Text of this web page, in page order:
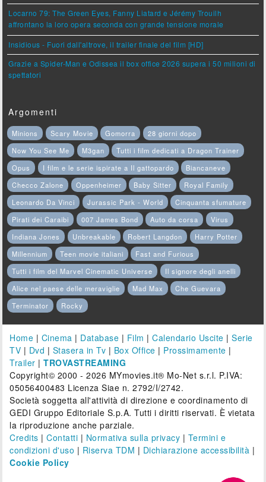
Locarno 79: The Green Eyes, Fanny Liatard e Jérémy Trouilh
affrontano la loro opera seconda con grande tensione morale
Insidious - Fuori dall'altrove, il trailer finale del film [HD]
Grazie a Spider-Man e Odissea il box office 2026 supera i 50 milioni di
spettatori
Argomenti
Minions Scary Movie Gomorra
28 giorni dopo
Now You See Me
M3gan
Tutti i film dedicati a Dragon Trainer
Opus
I film e le serie ispirate a Il gattopardo
Biancaneve
Checco Zalone
Oppenheimer Baby Sitter
Royal Family
Leonardo Da Vinci
Jurassic Park - World
Cinquanta sfumature
Pirati dei Caraibi
007 James Bond Auto da corsa
Virus
Indiana Jones
Unbreakable Robert Langdon
Harry Potter
Millennium
Teen movie italiani
Fast and Furious
Tutti i film del Marvel Cinematic Universe
Il signore degli anelli
Alice nel paese delle meraviglie
Mad Max
Che Guevara
Terminator
Rocky
Home | Cinema | Database | Film |Calendario Uscite |Serie
TV | Dvd | Stasera in Tv | Box Office | Prossimamente |
Trailer |TROVASTREAMING
Copyright© 2000 - 2026 MYmovies.it® Mo-Net s.r.l. P.IVA:
05056400483 Licenza Siae n. 2792/I/2742.
Società soggetta all'attività di direzione e coordinamento di
GEDI Gruppo Editoriale S.p.A. Tutti i diritti riservati. È vietata
la riproduzione anche parziale.
Credits |Contatti | Normativa sulla privacy | Termini e
condizioni d'uso | Riserva TDM | Dichiarazione accessibilità |
Cookie Policy